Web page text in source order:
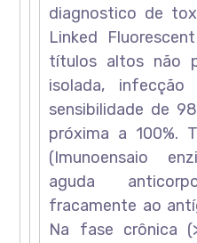
diagnostico de
Linked
títulos altos não
isolada, infecção
sensibilidade de
próxima a 100%.
(Imunoensaio
aguda
fracamente ao
Na fase crônica